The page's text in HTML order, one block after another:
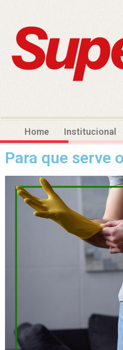
Home Institucional
Para que serve